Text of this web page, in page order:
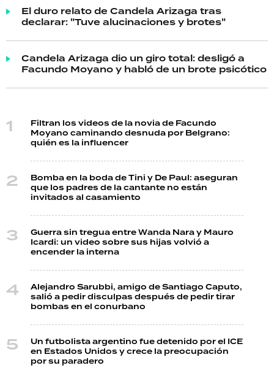
El duro relato de Candela Arizaga tras
declarar: "Tuve alucinaciones y brotes"
Candela Arizaga dio un giro total: desligó a
Facundo Moyano y habló de un brote psicótico
Filtran los videos de la novia de Facundo
Moyano caminando desnuda por Belgrano:
quién es la influencer
Bomba en la boda de Tini y De Paul: aseguran
que los padres de la cantante no están
invitados al casamiento
Guerra sin tregua entre Wanda Nara y Mauro
Icardi: un video sobre sus hijas volvió a
encender la interna
Alejandro Sarubbi, amigo de Santiago Caputo,
salió a pedir disculpas después de pedir tirar
bombas en el conurbano
Un futbolista argentino fue detenido por el ICE
en Estados Unidos y crece la preocupación
por su paradero